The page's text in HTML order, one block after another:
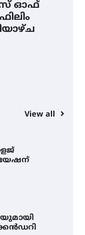
ഓഫ്
View all
യുടെ
പൊരുതി
വോയിസ്